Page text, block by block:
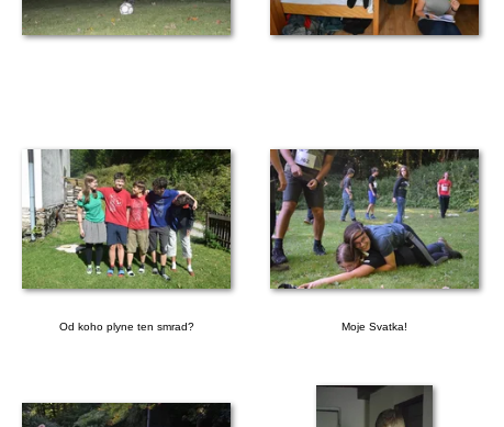
Od koho plyne ten smrad? Moje Svatka!